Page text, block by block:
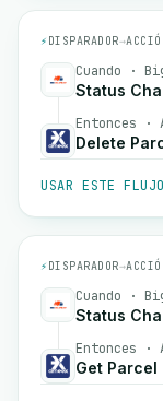
⚡ DISPARADOR→
Cuando ·
Status
Entonces ·
Delete
USAR ESTE
⚡ DISPARADOR→
Cuando ·
Status
Entonces ·
Get Parcel